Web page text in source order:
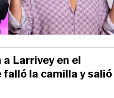
Larrivey en el
la camilla y salió